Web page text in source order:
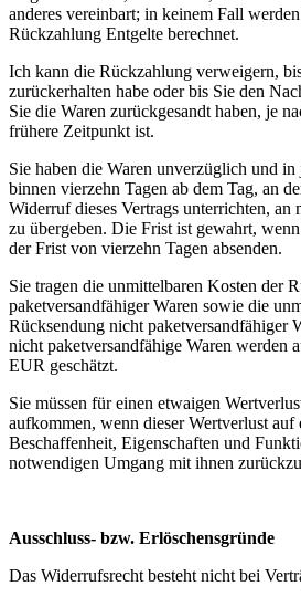
anderes vereinbart; in keinem Fall
Rückzahlung Entgelte berechnet.
Ich kann die Rückzahlung verweigern,
zurückerhalten habe oder bis Sie den
Sie die Waren zurückgesandt haben, je
frühere Zeitpunkt ist.
Sie haben die Waren unverzüglich und in
binnen vierzehn Tagen ab dem Tag, an
Widerruf dieses Vertrags unterrichten, an
zu übergeben. Die Frist ist gewahrt,
der Frist von vierzehn Tagen absenden.
Sie tragen die unmittelbaren Kosten der
paketversandfähiger Waren sowie die
Rücksendung nicht paketversandfähiger
nicht paketversandfähige Waren werden
EUR geschätzt.
Sie müssen für einen etwaigen
aufkommen, wenn dieser Wertverlust auf
Beschaffenheit, Eigenschaften und
notwendigen Umgang mit ihnen
Ausschluss- bzw. Erlöschensgründe
Das Widerrufsrecht besteht nicht bei